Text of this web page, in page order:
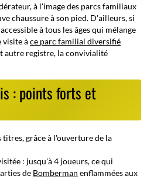
à l'image des parcs familiaux
chaussure à son pied. D'ailleurs, si
à tous les âges qui mélange
visite àce parc familial diversifié
autre registre, la convivialité
: points forts et
titres, grâce à l'ouverture de la
: jusqu'à 4 joueurs, ce qui
de Bomberman enflammées aux